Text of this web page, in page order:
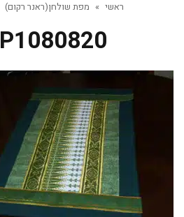
ראשי » מפת שולחן(ראנר רקום)
P1080820 ערוך